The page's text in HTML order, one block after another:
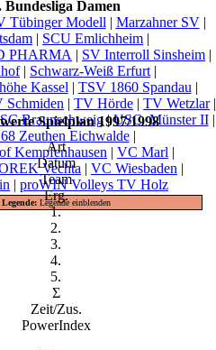
Bundesliga Damen
Tübinger Modell | Marzahner SV|
| SCU Emlichheim |
PHARMA | SV Interroll Sinsheim |
| Schwarz-Weiß Erfurt |
Kassel | TSV 1860 Spandau |
Schmiden | TV Hörde | TV Wetzlar|
Braunschweig|USC_Münster II|
Zeuthen Eichwalde|
Kempfenhausen | VC Marl |
Vechta | VC Wiesbaden |
| proWIN Volleys TV Holz
Legende: Legende einblenden
Spielplan 1997/1998
Art
Datum
Team
Erg.
1.
2.
3.
4.
5.
Σ
Zeit/Zus.
PowerIndex